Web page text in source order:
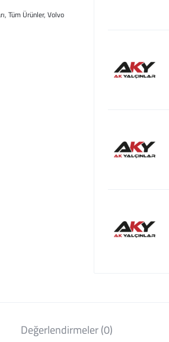
,Tüm Ürünler,Volvo
Değerlendirmeler (0)